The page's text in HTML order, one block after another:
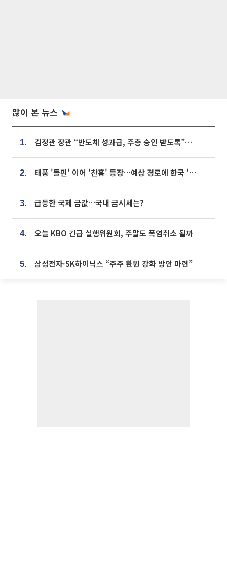
많이 본 뉴스
1. 김정관 장관 “반도체 성과급, 주총 승인 받도록”…상법·자본시장법 개정 시사
2. 태풍 '돌핀' 이어 '찬홈' 등장…예상 경로에 한국 '한숨'
3. 급등한 국제 금값…국내 금시세는?
4. 오늘 KBO 긴급 실행위원회, 주말도 폭염취소 될까
5. 삼성전자·SK하이닉스 “주주 환원 강화 방안 마련”